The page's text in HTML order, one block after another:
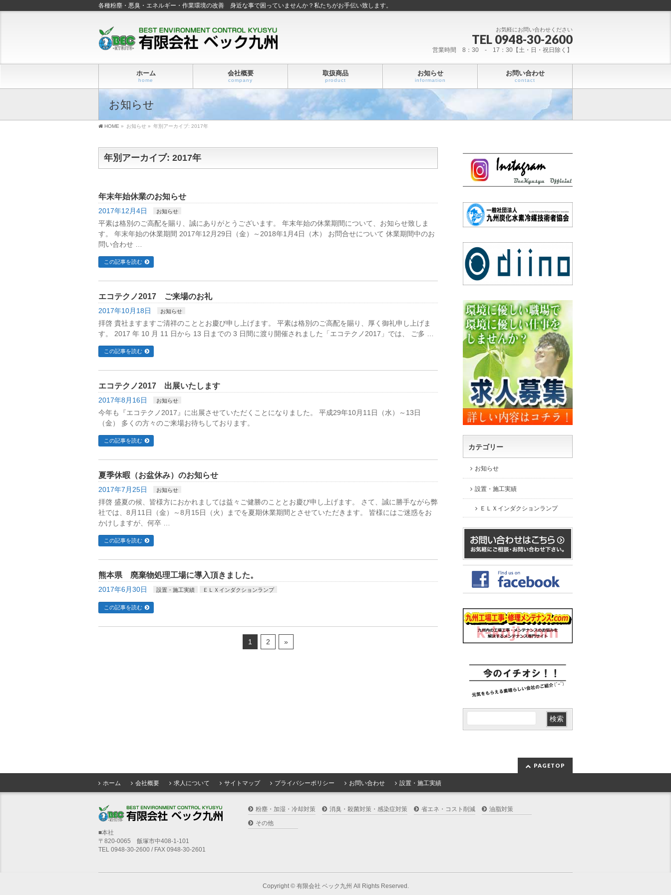
各種粉塵・悪臭・エネルギー・作業環境の改善 身近な事で困っていませんか？私たちがお手伝い致します。
お気軽にお問い合わせください
TEL 0948-30-2600
営業時間 8：30 - 17：30【土・日・祝日除く】
ホーム
home
会社概要
company
取扱商品
product
お知らせ
information
お問い合わせ
contact
お知らせ
HOME » お知らせ » 年別アーカイブ: 2017年
年別アーカイブ: 2017年
年末年始休業のお知らせ
2017年12月4日 お知らせ
平素は格別のご高配を賜り、誠にありがとうございます。 年末年始の休業期間について、お知らせ致しま
す。 年末年始の休業期間 2017年12月29日（金）～2018年1月4日（木） お問合せについて 休業期間中のお
問い合わせ …
この記事を読む
エコテクノ2017 ご来場のお礼
2017年10月18日 お知らせ
拝啓 貴社ますますご清祥のこととお慶び申し上げます。 平素は格別のご高配を賜り、厚く御礼申し上げま
す。 2017 年 10 月 11 日から 13 日までの 3 日間に渡り開催されました「エコテクノ2017」では、 ご多 …
この記事を読む
エコテクノ2017 出展いたします
2017年8月16日 お知らせ
今年も『エコテクノ2017』に出展させていただくことになりました。 平成29年10月11日（水）～13日
（金） 多くの方々のご来場お待ちしております。
この記事を読む
夏季休暇（お盆休み）のお知らせ
2017年7月25日 お知らせ
拝啓 盛夏の候、皆様方におかれましては益々ご健勝のこととお慶び申し上げます。 さて、誠に勝手ながら弊
社では、8月11日（金）～8月15日（火）までを夏期休業期間とさせていただきます。 皆様にはご迷惑をお
かけしますが、何卒 …
この記事を読む
熊本県 廃棄物処理工場に導入頂きました。
2017年6月30日 設置・施工実績 ＥＬＸインダクションランプ
この記事を読む
1 2 »
カテゴリー
お知らせ
設置・施工実績
ＥＬＸインダクションランプ
PAGETOP
ホーム 会社概要 求人について サイトマップ プライバシーポリシー お問い合わせ 設置・施工実績
■本社
〒820-0065 飯塚市中408-1-101
TEL 0948-30-2600 / FAX 0948-30-2601
粉塵・加湿・冷却対策 消臭・殺菌対策・感染症対策 省エネ・コスト削減
油脂対策
その他
Copyright © 有限会社 ベック九州 All Rights Reserved.